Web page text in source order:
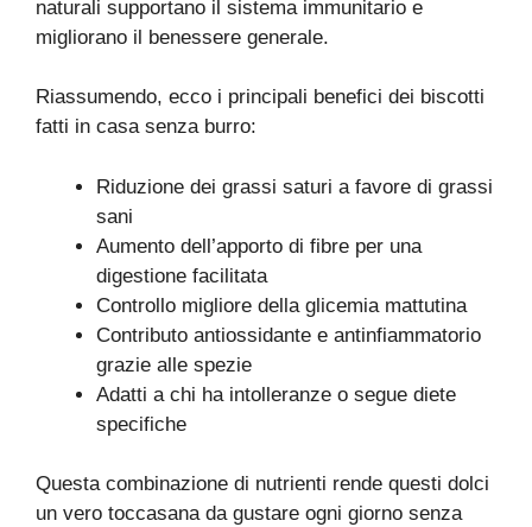
naturali supportano il sistema immunitario e
migliorano il benessere generale.
Riassumendo, ecco i principali benefici dei biscotti
fatti in casa senza burro:
Riduzione dei grassi saturi a favore di grassi
sani
Aumento dell’apporto di fibre per una
digestione facilitata
Controllo migliore della glicemia mattutina
Contributo antiossidante e antinfiammatorio
grazie alle spezie
Adatti a chi ha intolleranze o segue diete
specifiche
Questa combinazione di nutrienti rende questi dolci
un vero toccasana da gustare ogni giorno senza